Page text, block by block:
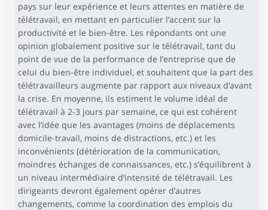
pays sur leur expérience et leurs attentes en matière de
télétravail, en mettant en particulier l’accent sur la
productivité et le bien-être. Les répondants ont une
opinion globalement positive sur le télétravail, tant du
point de vue de la performance de l’entreprise que de
celui du bien-être individuel, et souhaitent que la part des
télétravailleurs augmente par rapport aux niveaux d’avant
la crise. En moyenne, ils estiment le volume idéal de
télétravail à 2-3 jours par semaine, ce qui est cohérent
avec l’idée que les avantages (moins de déplacements
domicile-travail, moins de distractions, etc.) et les
inconvénients (détérioration de la communication,
moindres échanges de connaissances, etc.) s’équilibrent à
un niveau intermédiaire d’intensité de télétravail. Les
dirigeants devront également opérer d’autres
changements, comme la coordination des emplois du